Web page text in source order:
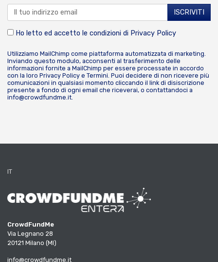
Ho letto ed accetto le condizioni di Privacy Policy
Utilizziamo MailChimp come piattaforma automatizzata di marketing.
Inviando questo modulo, acconsenti al trasferimento delle
informazioni fornite a MailChimp per essere processate in accordo
con la loro Privacy Policy e Termini. Puoi decidere di non ricevere più
comunicazioni in qualsiasi momento cliccando il link di disiscrizione
presente a fondo di ogni email che riceverai, o contattandoci a
info@crowdfundme.it.
IT
CrowdFundMe
Via Legnano 28
20121 Milano (MI)
info@crowdfundme.it